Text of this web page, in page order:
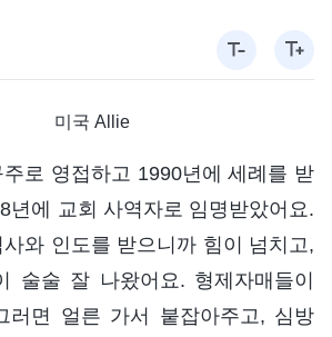
미국 Allie
로 영접하고 1990년에 세례를 받
년에 교회 사역자로 임명받았어요.
와 인도를 받으니까 힘이 넘치고,
술술 잘 나왔어요. 형제자매들이
러면 얼른 가서 붙잡아주고, 심방